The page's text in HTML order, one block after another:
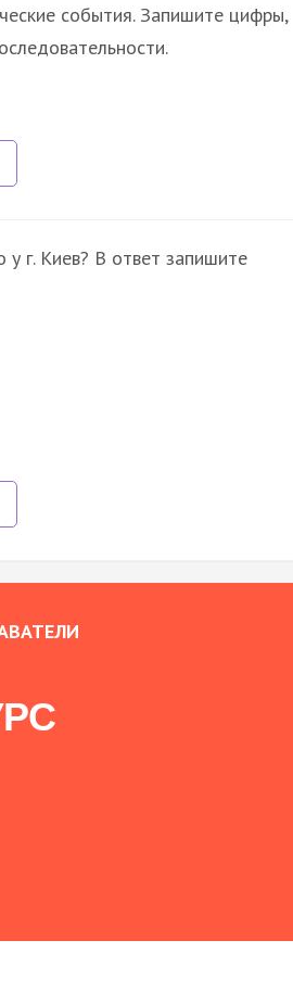
события. Запишите цифры,
г. Киев? В ответ запишите